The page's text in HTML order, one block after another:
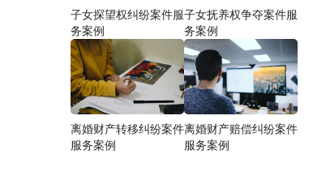
子女探望权纠纷案件服
务案例
子女抚养权争夺案件服
务案例
离婚财产转移纠纷案件
服务案例
离婚财产赔偿纠纷案件
服务案例